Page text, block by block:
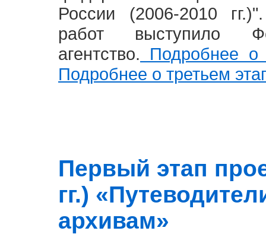
России (2006-2010
работ выступило
агентство. Подробнее о
Подробнее о третьем
Первый этап
гг.)
архивам»